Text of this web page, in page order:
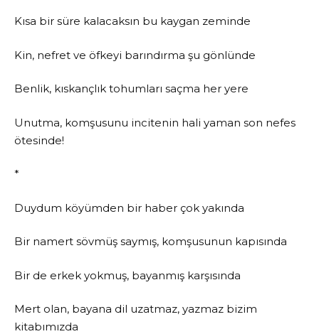
Kısa bir süre kalacaksın bu kaygan zeminde
Kin, nefret ve öfkeyi barındırma şu gönlünde
Benlik, kıskançlık tohumları saçma her yere
Unutma, komşusunu incitenin hali yaman son nefes
ötesinde!
*
Duydum köyümden bir haber çok yakında
Bir namert sövmüş saymış, komşusunun kapısında
Bir de erkek yokmuş, bayanmış karşısında
Mert olan, bayana dil uzatmaz, yazmaz bizim
kitabımızda